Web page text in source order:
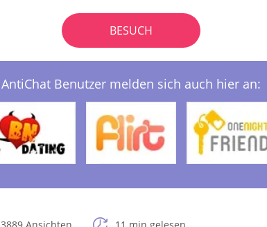
BESUCH
AntiChat Benutzer melden sich auch hier an: